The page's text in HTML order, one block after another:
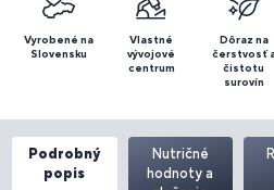
Vyrobené na
Slovensku
Vlastné
vývojové
centrum
Dôraz na
čerstvosť
čistotu
surovín
Podrobný
popis
Nutričné
hodnoty a